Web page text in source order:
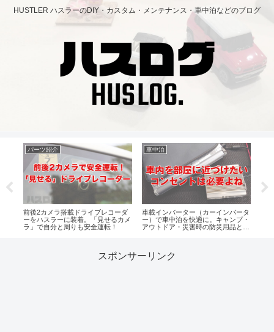
HUSTLER ハスラーのDIY・カスタム・メンテナンス・車中泊などのブログ
パーツ紹介
前後2カメラ搭載ドライブレコーダ
ーをハスラーに装着。「見せるカメ
ラ」で自分と周りも安全運転！
車中泊
車載インバーター（カーインバータ
ー）で車中泊を快適に。キャンプ・
アウトドア・災害時の防災用品とし
スポンサーリンク